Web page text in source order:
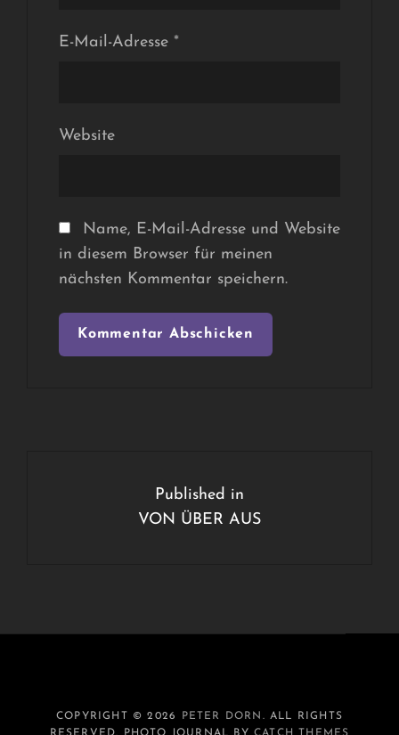
E-Mail-Adresse *
Website
Name, E-Mail-Adresse und Website
in diesem Browser für meinen
nächsten Kommentar speichern.
Published in
VON ÜBER AUS
COPYRIGHT © 2026 PETER DORN . ALL RIGHTS